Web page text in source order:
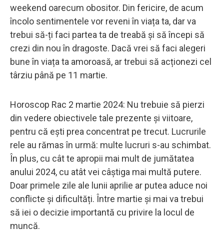
weekend oarecum obositor. Din fericire, de acum
încolo sentimentele vor reveni în viața ta, dar va
trebui să-ți faci partea ta de treabă și să începi să
crezi din nou în dragoste. Dacă vrei să faci alegeri
bune în viața ta amoroasă, ar trebui să acționezi cel
târziu până pe 11 martie.
Horoscop Rac 2 martie 2024: Nu trebuie să pierzi
din vedere obiectivele tale prezente și viitoare,
pentru că ești prea concentrat pe trecut. Lucrurile
rele au rămas în urmă: multe lucruri s-au schimbat.
În plus, cu cât te apropii mai mult de jumătatea
anului 2024, cu atât vei câștiga mai multă putere.
Doar primele zile ale lunii aprilie ar putea aduce noi
conflicte și dificultăți. Între martie și mai va trebui
să iei o decizie importantă cu privire la locul de
muncă.